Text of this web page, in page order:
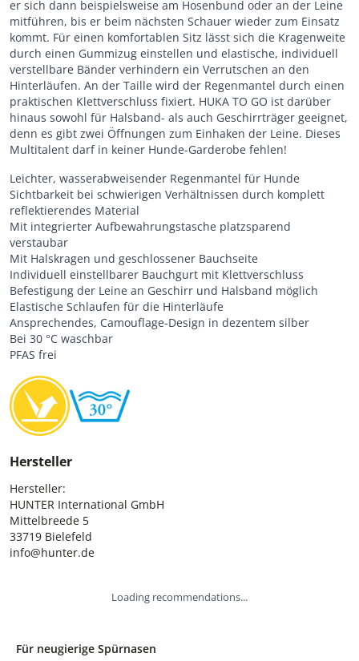
er sich dann beispielsweise am Hosenbund oder an der Leine
mitführen, bis er beim nächsten Schauer wieder zum Einsatz
kommt. Für einen komfortablen Sitz lässt sich die Kragenweite
durch einen Gummizug einstellen und elastische, individuell
verstellbare Bänder verhindern ein Verrutschen an den
Hinterläufen. An der Taille wird der Regenmantel durch einen
praktischen Klettverschluss fixiert. HUKA TO GO ist darüber
hinaus sowohl für Halsband- als auch Geschirrträger geeignet,
denn es gibt zwei Öffnungen zum Einhaken der Leine. Dieses
Multitalent darf in keiner Hunde-Garderobe fehlen!
Leichter, wasserabweisender Regenmantel für Hunde
Sichtbarkeit bei schwierigen Verhältnissen durch komplett
reflektierendes Material
Mit integrierter Aufbewahrungstasche platzsparend
verstaubar
Mit Halskragen und geschlossener Bauchseite
Individuell einstellbarer Bauchgurt mit Klettverschluss
Befestigung der Leine an Geschirr und Halsband möglich
Elastische Schlaufen für die Hinterläufe
Ansprechendes, Camouflage-Design in dezentem silber
Bei 30 °C waschbar
PFAS frei
Hersteller
Hersteller:
HUNTER International GmbH
Mittelbreede 5
33719 Bielefeld
info@hunter.de
Loading recommendations...
Für neugierige Spürnasen